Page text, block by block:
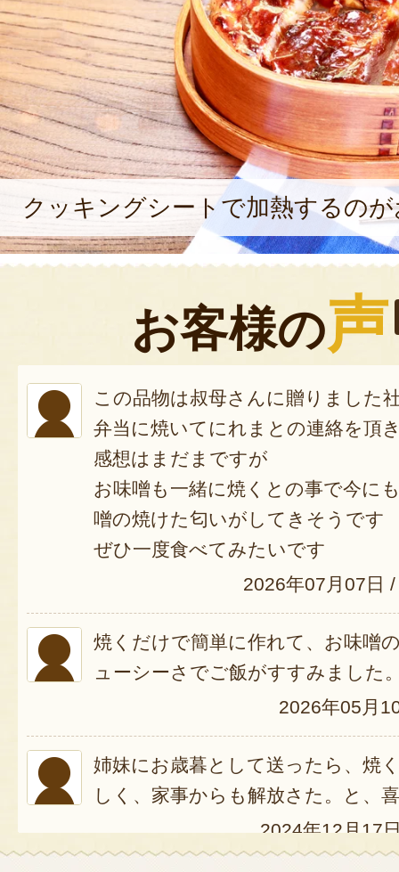
クッキングシートで加熱するの
お客様の声
この品物は叔母さんに贈りました
弁当に焼いてにれまとの連絡を頂
感想はまだまですが
お味噌も一緒に焼くとの事で今に
噌の焼けた匂いがしてきそうです
ぜひ一度食べてみたいです
2026年07月07日 /
焼くだけで簡単に作れて、お味噌
ューシーさでご飯がすすみました
2026年05月
姉妹にお歳暮として送ったら、焼
しく、家事からも解放さた。と、
2024年12月17